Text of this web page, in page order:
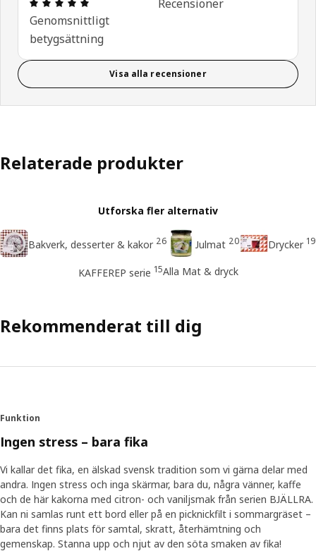
Genomsnittligt
betygsättning
Recensioner
Visa alla recensioner
Relaterade produkter
Utforska fler alternativ
Bakverk, desserter & kakor 26 Julmat 20 Drycker 19
KAFFEREP serie 15Alla Mat & dryck
Rekommenderat till dig
Funktion
Ingen stress – bara fika
Vi kallar det fika, en älskad svensk tradition som vi gärna delar med
andra. Ingen stress och inga skärmar, bara du, några vänner, kaffe
och de här kakorna med citron- och vaniljsmak från serien BJÄLLRA.
Kan ni samlas runt ett bord eller på en picknickfilt i sommargräset –
bara det finns plats för samtal, skratt, återhämtning och
gemenskap. Stanna upp och njut av den söta smaken av fika!